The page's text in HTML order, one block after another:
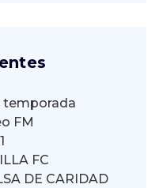
temporada
FM
FC
DE CARIDAD